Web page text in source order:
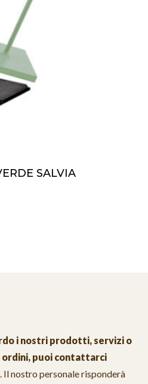
SALVIA
i nostri prodotti, servizi o
puoi contattarci
. Il nostro personale risponderà